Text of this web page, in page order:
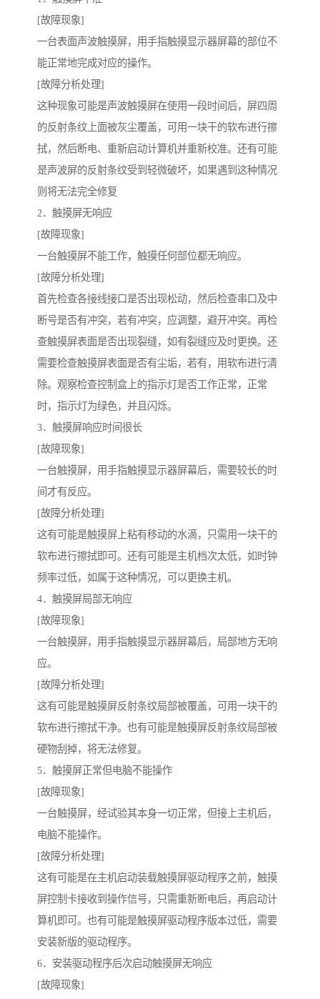
[故障现象]
一台表面声波触摸屏，用手指触摸显示器屏幕的部位不
能正常地完成对应的操作。
[故障分析处理]
这种现象可能是声波触摸屏在使用一段时间后，屏四周
的反射条纹上面被灰尘覆盖，可用一块干的软布进行擦
拭，然后断电、重新启动计算机并重新校准。还有可能
是声波屏的反射条纹受到轻微破坏，如果遇到这种情况
则将无法完全修复
2．触摸屏无响应
[故障现象]
一台触摸屏不能工作，触摸任何部位都无响应。
[故障分析处理]
首先检查各接线接口是否出现松动，然后检查串口及中
断号是否有冲突，若有冲突，应调整，避开冲突。再检
查触摸屏表面是否出现裂缝，如有裂缝应及时更换。还
需要检查触摸屏表面是否有尘垢，若有，用软布进行清
除。观察检查控制盒上的指示灯是否工作正常，正常
时，指示灯为绿色，并且闪烁。
3．触摸屏响应时间很长
[故障现象]
一台触摸屏，用手指触摸显示器屏幕后，需要较长的时
间才有反应。
[故障分析处理]
这有可能是触摸屏上粘有移动的水滴，只需用一块干的
软布进行擦拭即可。还有可能是主机档次太低，如时钟
频率过低，如属于这种情况，可以更换主机。
4．触摸屏局部无响应
[故障现象]
一台触摸屏，用手指触摸显示器屏幕后，局部地方无响
应。
[故障分析处理]
这有可能是触摸屏反射条纹局部被覆盖，可用一块干的
软布进行擦拭干净。也有可能是触摸屏反射条纹局部被
硬物刮掉，将无法修复。
5．触摸屏正常但电脑不能操作
[故障现象]
一台触摸屏，经试验其本身一切正常，但接上主机后，
电脑不能操作。
[故障分析处理]
这有可能是在主机启动装载触摸屏驱动程序之前，触摸
屏控制卡接收到操作信号，只需重新断电后，再启动计
算机即可。也有可能是触摸屏驱动程序版本过低，需要
安装新版的驱动程序。
6．安装驱动程序后次启动触摸屏无响应
[故障现象]